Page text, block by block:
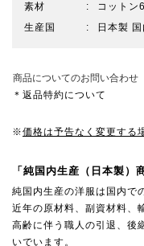
素材
コットン
生産国
日本製
商品についてのお問い合わせ
＊返品特約について
※価格は予告なく変更する
「純国内生産（日本製）
純国内生産の洋服は国内で
近年の原材料、副資材料、
高齢に伴う職人の引退、後
いでいます。